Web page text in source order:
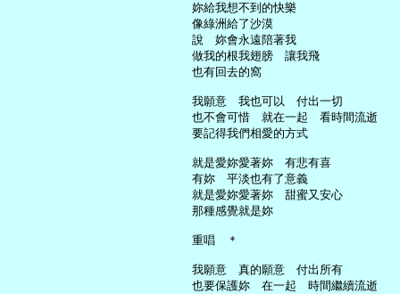
     妳給我想不到的快樂
     像綠洲給了沙漠
     說　妳會永遠陪著我
     做我的根我翅膀　讓我飛
     也有回去的窩
     我願意　我也可以　付出一切
     也不會可惜　就在一起　看時間流逝
     要記得我們相愛的方式
     就是愛妳愛著妳　有悲有喜
     有妳　平淡也有了意義
     就是愛妳愛著妳　甜蜜又安心
     那種感覺就是妳
     重唱　＊
     我願意　真的願意　付出所有
     也要保護妳　在一起　時間繼續流逝